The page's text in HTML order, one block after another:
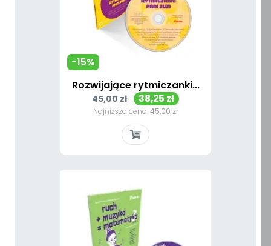
Rozwijające rytmiczanki...
Cena
podstawowa
45,00 zł Cena
38,25 zł
Najniższa cena:45,00 zł
-15%